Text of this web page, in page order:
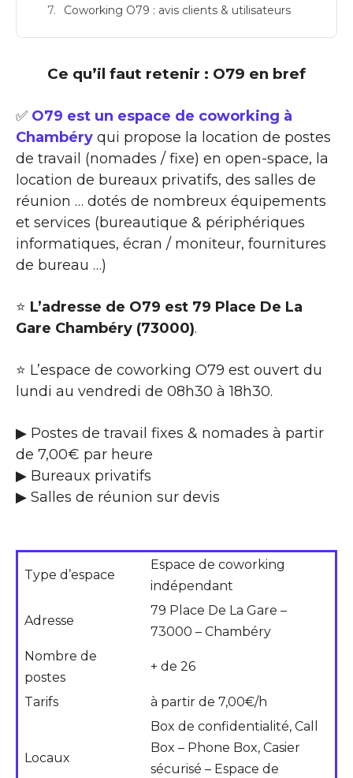
Coworking O79 : avis clients & utilisateurs
Ce qu’il faut retenir : O79 en bref
✅ O79 est un espace de coworking à
Chambéry qui propose la location de postes
de travail (nomades / fixe) en open-space, la
location de bureaux privatifs, des salles de
réunion … dotés de nombreux équipements
et services (bureautique & périphériques
informatiques, écran / moniteur, fournitures
de bureau …)
⭐ L’adresse de O79 est 79 Place De La
Gare Chambéry (73000).
⭐ L’espace de coworking O79 est ouvert du
lundi au vendredi de 08h30 à 18h30.
▶ Postes de travail fixes & nomades à partir
de 7,00€ par heure
▶ Bureaux privatifs
▶ Salles de réunion sur devis
Type d’espace
Espace de coworking
indépendant
Adresse
79 Place De La Gare –
73000 – Chambéry
Nombre de
postes
+ de 26
Tarifs à partir de 7,00€/h
Locaux
Box de confidentialité, Call
Box – Phone Box, Casier
sécurisé – Espace de